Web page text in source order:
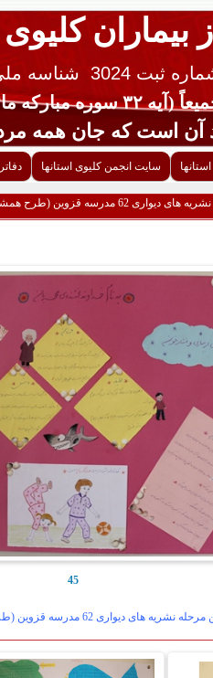
بیماران
ثبت 3024
شناسه ملی
قرآن کریم)
که جان همه
سایت انجمن کلیوی استانها
همشاگردی سلام ،سلامت باشید)1394 - 45
45
62 مدرسه قزوین (طرح همشاگردی سلام ،سلامت باشید)1394